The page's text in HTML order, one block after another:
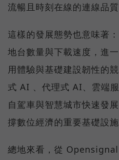
流暢且時刻在線的連線品質
這樣的發展態勢也意味著
地台數量與下載速度，進
用體驗與基礎建設韌性的
式 AI 、代理式 AI、雲端服
自駕車與智慧城市快速發
撐數位經濟的重要基礎設施
總地來看，從